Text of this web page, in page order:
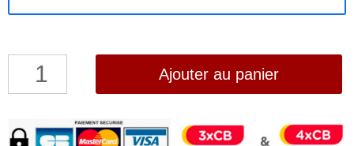
quantité
Mitsubishi
Ajouter au panier